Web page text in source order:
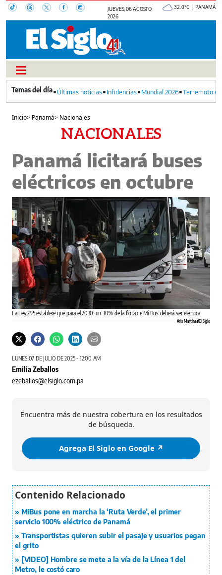
JUEVES, 06 AGOSTO
2026
32.0°C | PANAMÁ
Últimas noticias Infidencias Mundial 2026 Terremoto
Inicio> Panamá> Nacionales
NACIONALES
Panamá licitará buses
eléctricos en octubre
La Ley 295 establece que para el 2030, un 30% de la flota de Mi Bus deberá ser eléctrica.
Aris Martínez/El Siglo
LUNES 07 DE JULIO DE 2025 - 12:00 AM
Emilia Zeballos
ezeballos@elsiglo.com.pa
Encuentra más de nuestra cobertura en los resultados
de búsqueda.
Agrega El Siglo en Google ↗️
MiBus pone en marcha la ‘Ruta Verde’, el primer
servicio 100% eléctrico de Panamá
Transportistas quieren subir el pasaje y usuarios pegan
el grito
[VIDEO] Hombre se mete a la vía de la Línea 1 del
Metro, le costó caro